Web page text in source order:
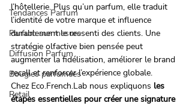
Tendances Parfum
Parfum sur mesure
Diffusion Parfum
Bougies parfumées
Retail
l’hôtellerie. Plus qu’un parfum, elle traduit
l’identité de votre marque et influence
durablement le ressenti des clients. Une
stratégie olfactive bien pensée peut
augmenter la fidélisation, améliorer le brand
recall et renforcer l’expérience globale.
Chez Eco.French.Lab nous expliquons les
étapes essentielles pour créer une signature